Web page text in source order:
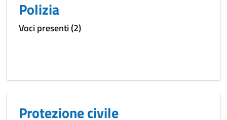
Polizia
Voci presenti (2)
Protezione civile